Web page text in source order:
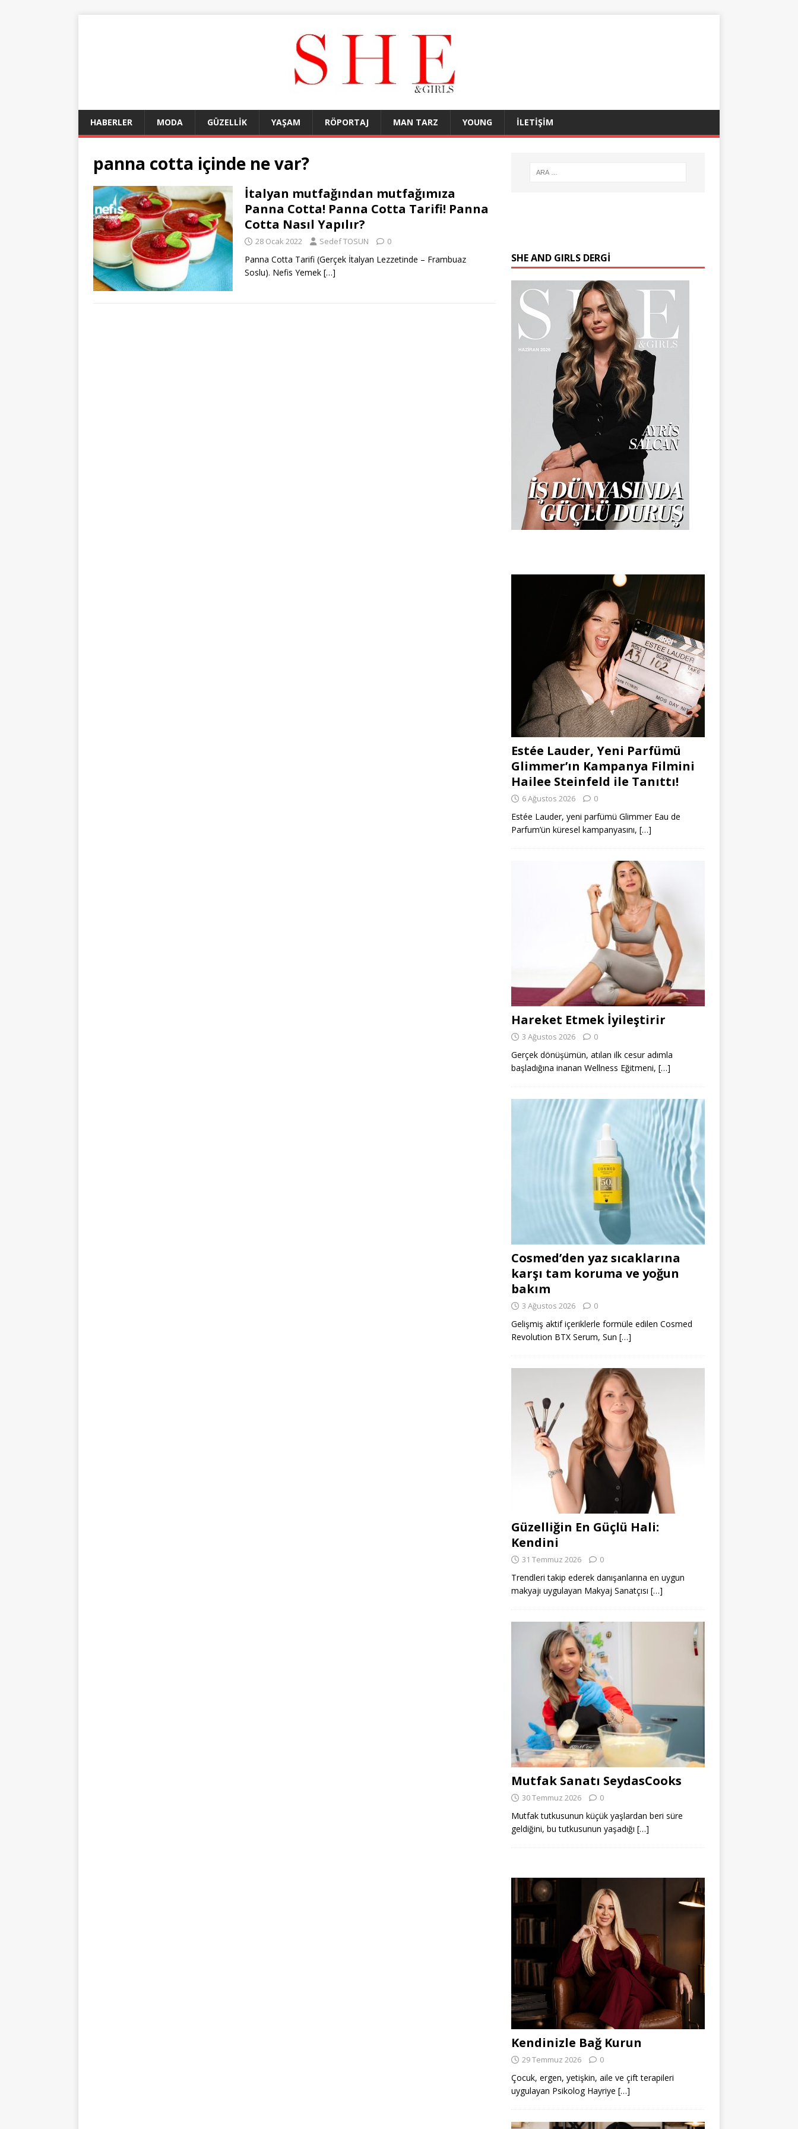
HABERLER MODA GÜZELLİK YAŞAM RÖPORTAJ MAN TARZ YOUNG İLETİŞİM
panna cotta içinde ne var?
İtalyan mutfağından mutfağımıza
Panna Cotta! Panna Cotta Tarifi! Panna
Cotta Nasıl Yapılır?
28 Ocak 2022 Sedef TOSUN 0
Panna Cotta Tarifi (Gerçek İtalyan Lezzetinde – Frambuaz
Soslu). Nefis Yemek […]
SHE AND GIRLS DERGİ
Estée Lauder, Yeni Parfümü
Glimmer’ın Kampanya Filmini
Hailee Steinfeld ile Tanıttı!
6 Ağustos 2026 0
Estée Lauder, yeni parfümü Glimmer Eau de
Parfum’ün küresel kampanyasını, […]
Hareket Etmek İyileştirir
3 Ağustos 2026 0
Gerçek dönüşümün, atılan ilk cesur adımla
başladığına inanan Wellness Eğitmeni, […]
Cosmed’den yaz sıcaklarına
karşı tam koruma ve yoğun
bakım
3 Ağustos 2026 0
Gelişmiş aktif içeriklerle formüle edilen Cosmed
Revolution BTX Serum, Sun […]
Güzelliğin En Güçlü Hali:
Kendini
31 Temmuz 2026 0
Trendleri takip ederek danışanlarına en uygun
makyajı uygulayan Makyaj Sanatçısı […]
Mutfak Sanatı SeydasCooks
30 Temmuz 2026 0
Mutfak tutkusunun küçük yaşlardan beri süre
geldiğini, bu tutkusunun yaşadığı […]
Kendinizle Bağ Kurun
29 Temmuz 2026 0
Çocuk, ergen, yetişkin, aile ve çift terapileri
uygulayan Psikolog Hayriye […]